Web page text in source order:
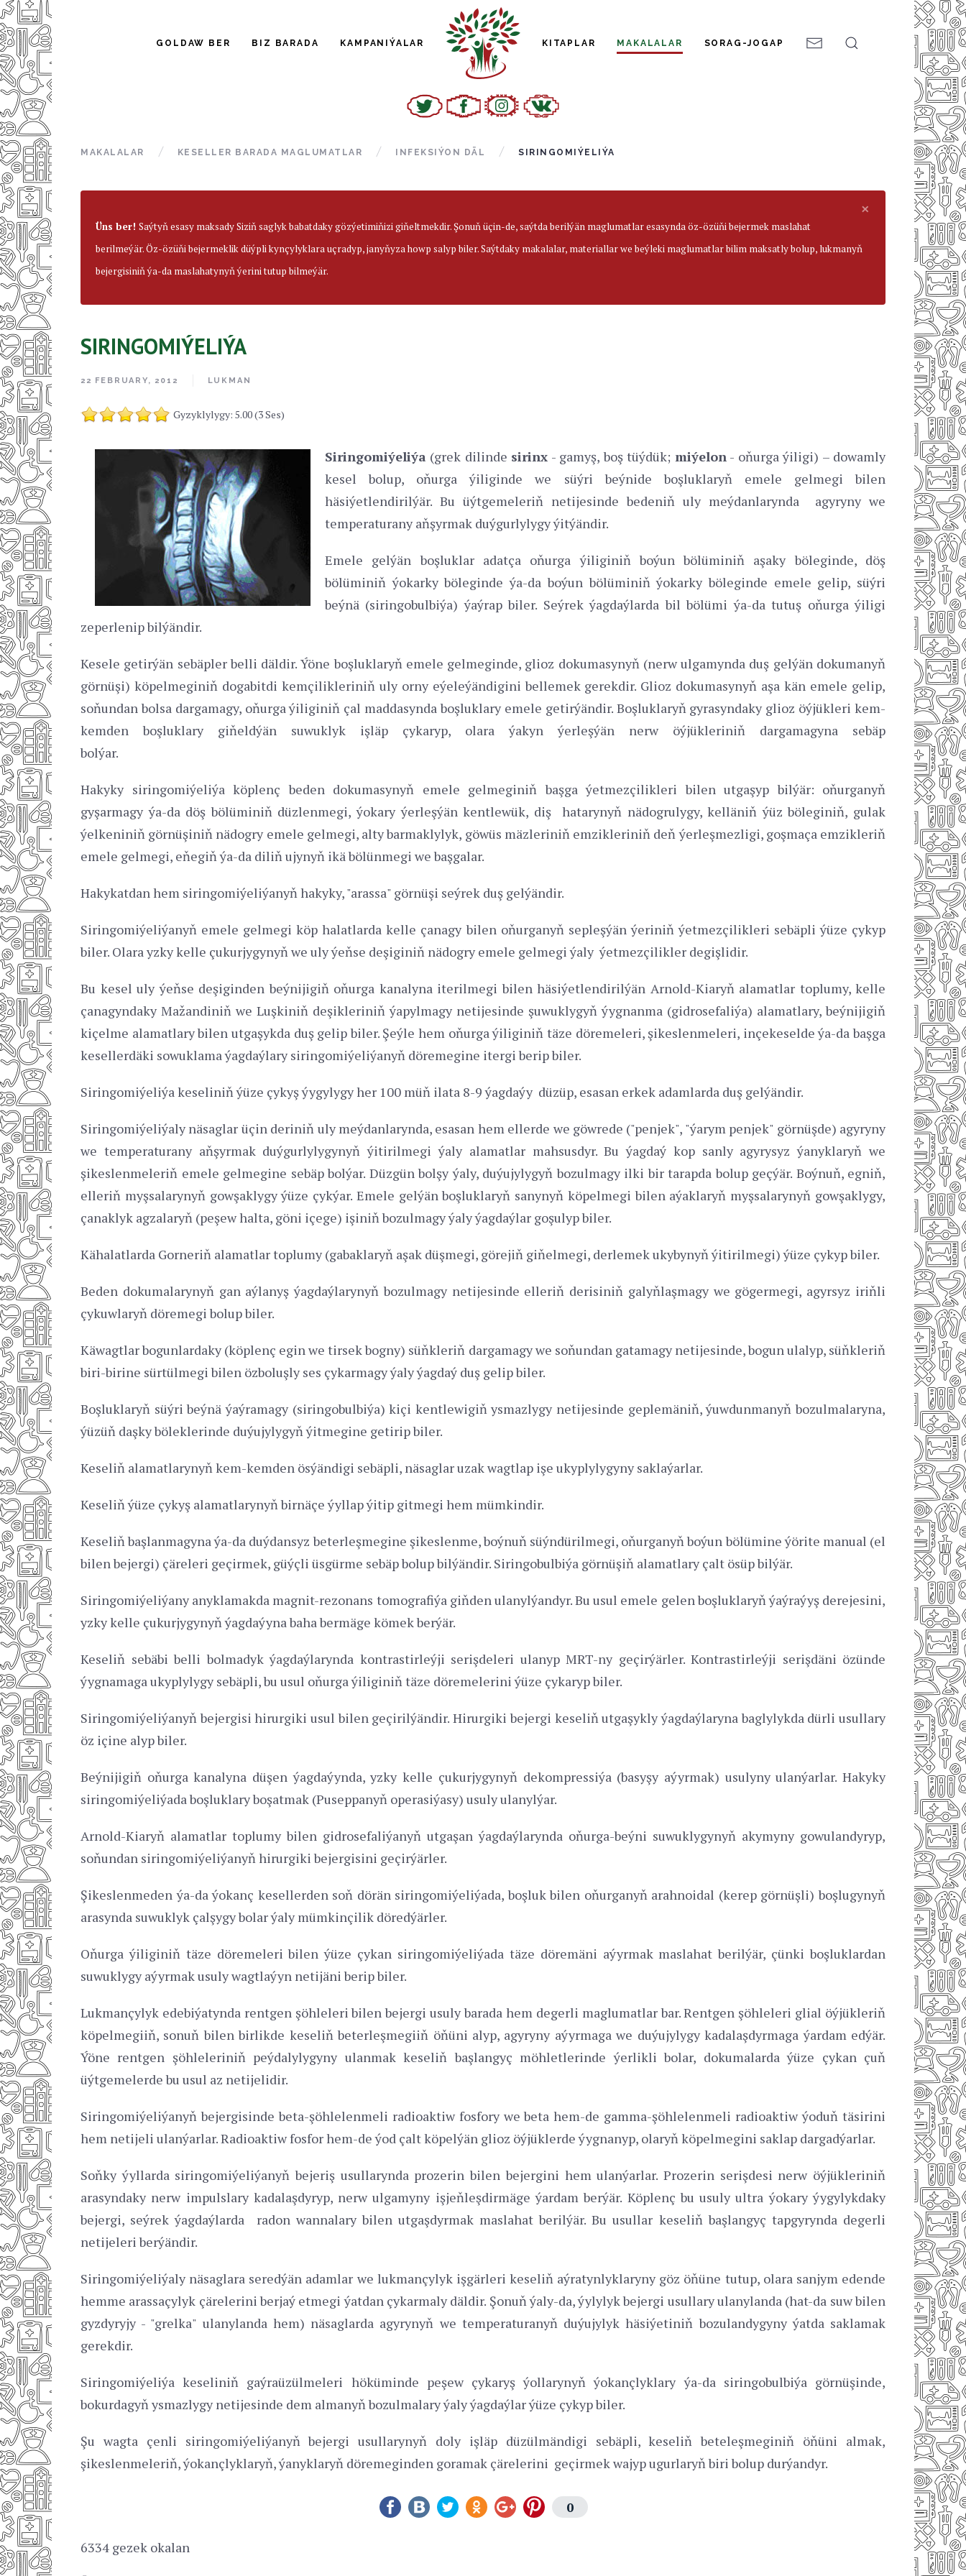
GOLDAW BER BIZ BARADA KAMPANIÝALAR KITAPLAR MAKALALAR SORAG-JOGAP
MAKALALAR KESELLER BARADA MAGLUMATLAR INFEKSIÝON DÄL SIRINGOMIÝELIÝA
×
Üns ber! Saýtyň esasy maksady Siziň saglyk babatdaky gözýetimiňizi giňeltmekdir. Şonuň üçin-de, saýtda berilýän maglumatlar esasynda öz-özüňi bejermek maslahat
berilmeýär. Öz-özüňi bejermeklik düýpli kynçylyklara uçradyp, janyňyza howp salyp biler. Saýtdaky makalalar, materiallar we beýleki maglumatlar bilim maksatly bolup, lukmanyň
bejergisiniň ýa-da maslahatynyň ýerini tutup bilmeýär.
SIRINGOMIÝELIÝA
22 FEBRUARY, 2012 LUKMAN
Gyzyklylygy: 5.00 (3 Ses)
Siringomiýeliýa (grek dilinde sirinx - gamyş, boş tüýdük; miýelon- oňurga ýiligi) – dowamly
kesel bolup, oňurga ýiliginde we süýri beýnide boşluklaryň emele gelmegi bilen
häsiýetlendirilýär. Bu üýtgemeleriň netijesinde bedeniň uly meýdanlarynda agyryny we
temperaturany aňşyrmak duýgurlylygy ýitýändir.
Emele gelýän boşluklar adatça oňurga ýiliginiň boýun bölüminiň aşaky böleginde, döş
bölüminiň ýokarky böleginde ýa-da boýun bölüminiň ýokarky böleginde emele gelip, süýri
beýnä (siringobulbiýa) ýaýrap biler. Seýrek ýagdaýlarda bil bölümi ýa-da tutuş oňurga ýiligi
zeperlenip bilýändir.
Kesele getirýän sebäpler belli däldir. Ýöne boşluklaryň emele gelmeginde, glioz dokumasynyň (nerw ulgamynda duş gelýän dokumanyň
görnüşi) köpelmeginiň dogabitdi kemçilikleriniň uly orny eýeleýändigini bellemek gerekdir. Glioz dokumasynyň aşa kän emele gelip,
soňundan bolsa dargamagy, oňurga ýiliginiň çal maddasynda boşluklary emele getirýändir. Boşluklaryň gyrasyndaky glioz öýjükleri kem-
kemden boşluklary giňeldýän suwuklyk işläp çykaryp, olara ýakyn ýerleşýän nerw öýjükleriniň dargamagyna sebäp
bolýar.
Hakyky siringomiýeliýa köplenç beden dokumasynyň emele gelmeginiň başga ýetmezçilikleri bilen utgaşyp bilýär: oňurganyň
gyşarmagy ýa-da döş bölüminiň düzlenmegi, ýokary ýerleşýän kentlewük, diş hatarynyň nädogrulygy, kelläniň ýüz böleginiň, gulak
ýelkeniniň görnüşiniň nädogry emele gelmegi, alty barmaklylyk, göwüs mäzleriniň emzikleriniň deň ýerleşmezligi, goşmaça emzikleriň
emele gelmegi, eňegiň ýa-da diliň ujynyň ikä bölünmegi we başgalar.
Hakykatdan hem siringomiýeliýanyň hakyky, "arassa" görnüşi seýrek duş gelýändir.
Siringomiýeliýanyň emele gelmegi köp halatlarda kelle çanagy bilen oňurganyň sepleşýän ýeriniň ýetmezçilikleri sebäpli ýüze çykyp
biler. Olara yzky kelle çukurjygynyň we uly ýeňse deşiginiň nädogry emele gelmegi ýaly ýetmezçilikler degişlidir.
Bu kesel uly ýeňse deşiginden beýnijigiň oňurga kanalyna iterilmegi bilen häsiýetlendirilýän Arnold-Kiaryň alamatlar toplumy, kelle
çanagyndaky Mažandiniň we Luşkiniň deşikleriniň ýapylmagy netijesinde şuwuklygyň ýygnanma (gidrosefaliýa) alamatlary, beýnijigiň
kiçelme alamatlary bilen utgaşykda duş gelip biler. Şeýle hem oňurga ýiliginiň täze döremeleri, şikeslenmeleri, inçekeselde ýa-da başga
kesellerdäki sowuklama ýagdaýlary siringomiýeliýanyň döremegine itergi berip biler.
Siringomiýeliýa keseliniň ýüze çykyş ýygylygy her 100 müň ilata 8-9 ýagdaýy düzüp, esasan erkek adamlarda duş gelýändir.
Siringomiýeliýaly näsaglar üçin deriniň uly meýdanlarynda, esasan hem ellerde we göwrede ("penjek", "ýarym penjek" görnüşde) agyryny
we temperaturany aňşyrmak duýgurlylygynyň ýitirilmegi ýaly alamatlar mahsusdyr. Bu ýagdaý kop sanly agyrysyz ýanyklaryň we
şikeslenmeleriň emele gelmegine sebäp bolýar. Düzgün bolşy ýaly, duýujylygyň bozulmagy ilki bir tarapda bolup geçýär. Boýnuň, egniň,
elleriň myşsalarynyň gowşaklygy ýüze çykýar. Emele gelýän boşluklaryň sanynyň köpelmegi bilen aýaklaryň myşsalarynyň gowşaklygy,
çanaklyk agzalaryň (peşew halta, göni içege) işiniň bozulmagy ýaly ýagdaýlar goşulyp biler.
Kähalatlarda Gorneriň alamatlar toplumy (gabaklaryň aşak düşmegi, görejiň giňelmegi, derlemek ukybynyň ýitirilmegi) ýüze çykyp biler.
Beden dokumalarynyň gan aýlanyş ýagdaýlarynyň bozulmagy netijesinde elleriň derisiniň galyňlaşmagy we gögermegi, agyrsyz iriňli
çykuwlaryň döremegi bolup biler.
Käwagtlar bogunlardaky (köplenç egin we tirsek bogny) süňkleriň dargamagy we soňundan gatamagy netijesinde, bogun ulalyp, süňkleriň
biri-birine sürtülmegi bilen özboluşly ses çykarmagy ýaly ýagdaý duş gelip biler.
Boşluklaryň süýri beýnä ýaýramagy (siringobulbiýa) kiçi kentlewigiň ysmazlygy netijesinde geplemäniň, ýuwdunmanyň bozulmalaryna,
ýüzüň daşky böleklerinde duýujylygyň ýitmegine getirip biler.
Keseliň alamatlarynyň kem-kemden ösýändigi sebäpli, näsaglar uzak wagtlap işe ukyplylygyny saklaýarlar.
Keseliň ýüze çykyş alamatlarynyň birnäçe ýyllap ýitip gitmegi hem mümkindir.
Keseliň başlanmagyna ýa-da duýdansyz beterleşmegine şikeslenme, boýnuň süýndürilmegi, oňurganyň boýun bölümine ýörite manual (el
bilen bejergi) çäreleri geçirmek, güýçli üsgürme sebäp bolup bilýändir. Siringobulbiýa görnüşiň alamatlary çalt ösüp bilýär.
Siringomiýeliýany anyklamakda magnit-rezonans tomografiýa giňden ulanylýandyr. Bu usul emele gelen boşluklaryň ýaýraýyş derejesini,
yzky kelle çukurjygynyň ýagdaýyna baha bermäge kömek berýär.
Keseliň sebäbi belli bolmadyk ýagdaýlarynda kontrastirleýji serişdeleri ulanyp MRT-ny geçirýärler. Kontrastirleýji serişdäni özünde
ýygnamaga ukyplylygy sebäpli, bu usul oňurga ýiliginiň täze döremelerini ýüze çykaryp biler.
Siringomiýeliýanyň bejergisi hirurgiki usul bilen geçirilýändir. Hirurgiki bejergi keseliň utgaşykly ýagdaýlaryna baglylykda dürli usullary
öz içine alyp biler.
Beýnijigiň oňurga kanalyna düşen ýagdaýynda, yzky kelle çukurjygynyň dekompressiýa (basyşy aýyrmak) usulyny ulanýarlar. Hakyky
siringomiýeliýada boşluklary boşatmak (Puseppanyň operasiýasy) usuly ulanylýar.
Arnold-Kiaryň alamatlar toplumy bilen gidrosefaliýanyň utgaşan ýagdaýlarynda oňurga-beýni suwuklygynyň akymyny gowulandyryp,
soňundan siringomiýeliýanyň hirurgiki bejergisini geçirýärler.
Şikeslenmeden ýa-da ýokanç kesellerden soň dörän siringomiýeliýada, boşluk bilen oňurganyň arahnoidal (kerep görnüşli) boşlugynyň
arasynda suwuklyk çalşygy bolar ýaly mümkinçilik döredýärler.
Oňurga ýiliginiň täze döremeleri bilen ýüze çykan siringomiýeliýada täze döremäni aýyrmak maslahat berilýär, çünki boşluklardan
suwuklygy aýyrmak usuly wagtlaýyn netijäni berip biler.
Lukmançylyk edebiýatynda rentgen şöhleleri bilen bejergi usuly barada hem degerli maglumatlar bar. Rentgen şöhleleri glial öýjükleriň
köpelmegiiň, sonuň bilen birlikde keseliň beterleşmegiiň öňüni alyp, agyryny aýyrmaga we duýujylygy kadalaşdyrmaga ýardam edýär.
Ýöne rentgen şöhleleriniň peýdalylygyny ulanmak keseliň başlangyç möhletlerinde ýerlikli bolar, dokumalarda ýüze çykan çuň
üýtgemelerde bu usul az netijelidir.
Siringomiýeliýanyň bejergisinde beta-şöhlelenmeli radioaktiw fosfory we beta hem-de gamma-şöhlelenmeli radioaktiw ýoduň täsirini
hem netijeli ulanýarlar. Radioaktiw fosfor hem-de ýod çalt köpelýän glioz öýjüklerde ýygnanyp, olaryň köpelmegini saklap dargadýarlar.
Soňky ýyllarda siringomiýeliýanyň bejeriş usullarynda prozerin bilen bejergini hem ulanýarlar. Prozerin serişdesi nerw öýjükleriniň
arasyndaky nerw impulslary kadalaşdyryp, nerw ulgamyny işjeňleşdirmäge ýardam berýär. Köplenç bu usuly ultra ýokary ýygylykdaky
bejergi, seýrek ýagdaýlarda radon wannalary bilen utgaşdyrmak maslahat berilýär. Bu usullar keseliň başlangyç tapgyrynda degerli
netijeleri berýändir.
Siringomiýeliýaly näsaglara seredýän adamlar we lukmançylyk işgärleri keseliň aýratynlyklaryny göz öňüne tutup, olara sanjym edende
hemme arassaçylyk çärelerini berjaý etmegi ýatdan çykarmaly däldir. Şonuň ýaly-da, ýylylyk bejergi usullary ulanylanda (hat-da suw bilen
gyzdyryjy - "grelka" ulanylanda hem) näsaglarda agyrynyň we temperaturanyň duýujylyk häsiýetiniň bozulandygyny ýatda saklamak
gerekdir.
Siringomiýeliýa keseliniň gaýraüzülmeleri höküminde peşew çykaryş ýollarynyň ýokançlyklary ýa-da siringobulbiýa görnüşinde,
bokurdagyň ysmazlygy netijesinde dem almanyň bozulmalary ýaly ýagdaýlar ýüze çykyp biler.
Şu wagta çenli siringomiýeliýanyň bejergi usullarynyň doly işläp düzülmändigi sebäpli, keseliň beteleşmeginiň öňüni almak,
şikeslenmeleriň, ýokançlyklaryň, ýanyklaryň döremeginden goramak çärelerini geçirmek wajyp ugurlaryň biri bolup durýandyr.
0
6334 gezek okalan